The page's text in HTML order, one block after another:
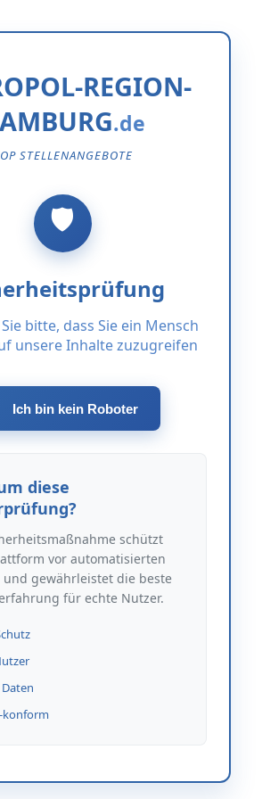
REGION-
STELLENANGEBOTE
bitte, dass Sie ein Mensch
unsere Inhalte zuzugreifen
Ich bin kein Roboter
diese
schützt
vor automatisierten
gewährleistet die beste
für echte Nutzer.
konform